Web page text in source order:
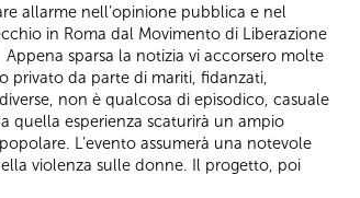
allarme nell’opinione pubblica e nel
in Roma dal Movimento di Liberazione
sparsa la notizia vi accorsero molte
privato da parte di mariti, fidanzati,
non è qualcosa di episodico, casuale
quella esperienza scaturirà un ampio
L’evento assumerà una notevole
violenza sulle donne. Il progetto, poi